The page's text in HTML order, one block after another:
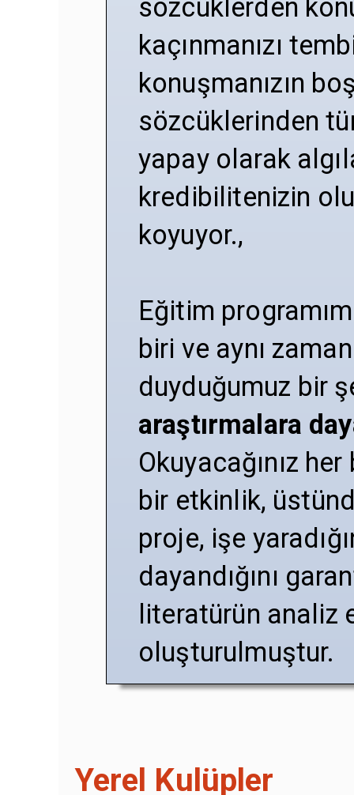
sözcüklerden
kaçınmanızı
konuşmanızın
sözcüklerinden
yapay olarak
kredibilitenizin
koyuyor.,
Eğitim
biri ve aynı
duyduğumuz bir
araştırmalara
Okuyacağınız
bir etkinlik,
proje, işe
dayandığını
literatürün analiz
oluşturulmuştur.
Yerel Kulüpler